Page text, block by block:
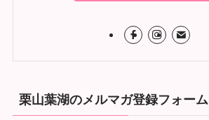
栗山葉湖のメルマガ登録フォーム